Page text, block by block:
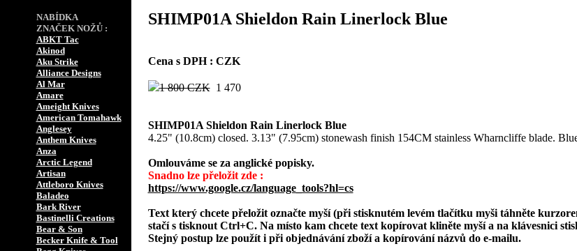
NABÍDKA
ZNAČEK NOŽŮ :
ABKT Tac
Akinod
Aku Strike
Alliance Designs
Al Mar
Amare
Ameight Knives
American Tomahawk
Anglesey
Anthem Knives
Anza
Arctic Legend
Artisan
Attleboro Knives
Baladeo
Bark River
Bastinelli Creations
Bear & Son
Becker Knife & Tool
SHIMP01A Shieldon Rain Linerlock Blue
Cena s DPH : CZK
1 800 CZK1 470
SHIMP01A Shieldon Rain Linerlock Blue
4.25" (10.8cm) closed. 3.13" (7.95cm) stonewash finish 154CM stainless Wharncliffe blade.
Omlouváme se za anglické popisky.
Snadno lze přeložit zde :
https://www.google.cz/language_tools?hl=cs
Text který chcete přeložit označte myší (při stisknutém levém tlačítku myši táhněte
stačí s tisknout Ctrl+C. Na místo kam chcete text kopírovat kliněte myší a na klávesnici
Stejný postup lze použít i při objednávání zboží a kopírování názvů do e-mailu.